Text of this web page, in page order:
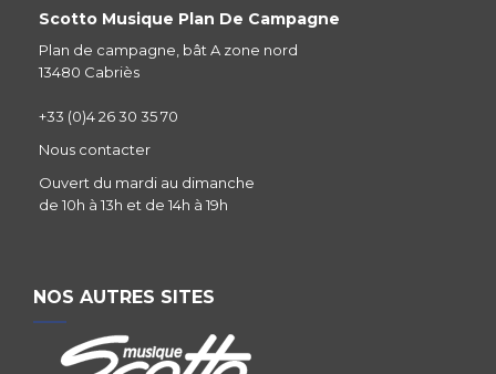
Scotto Musique Plan De Campagne
Plan de campagne, bât A zone nord
13480 Cabriès
+33 (0)4 26 30 35 70
Nous contacter
Ouvert du mardi au dimanche
de 10h à 13h et de 14h à 19h
NOS AUTRES SITES